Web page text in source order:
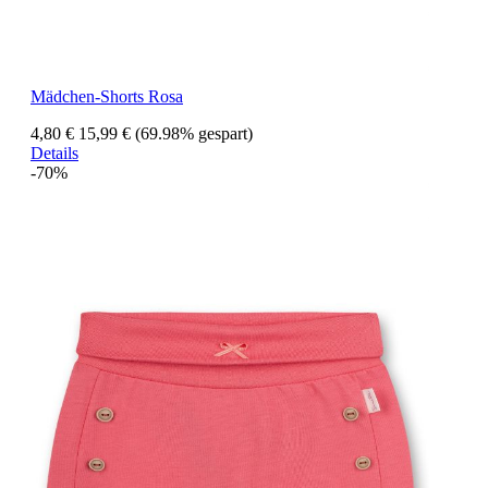
Mädchen-Shorts Rosa
4,80 € 15,99 € (69.98% gespart)
Details
-70%